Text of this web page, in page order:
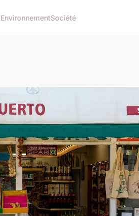
EnvironnementSociété